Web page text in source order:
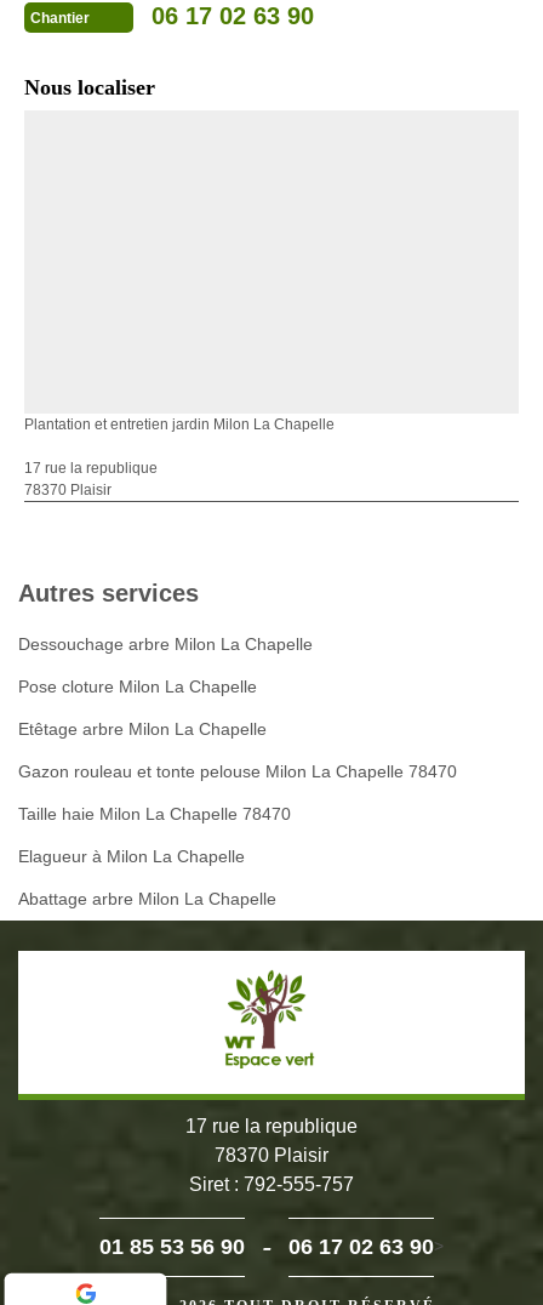
Chantier 06 17 02 63 90
Nous localiser
Plantation et entretien jardin Milon La Chapelle
17 rue la republique
78370 Plaisir
Autres services
Dessouchage arbre Milon La Chapelle
Pose cloture Milon La Chapelle
Etêtage arbre Milon La Chapelle
Gazon rouleau et tonte pelouse Milon La Chapelle 78470
Taille haie Milon La Chapelle 78470
Elagueur à Milon La Chapelle
Abattage arbre Milon La Chapelle
17 rue la republique
78370 Plaisir
Siret : 792-555-757
01 85 53 56 90 - 06 17 02 63 90>